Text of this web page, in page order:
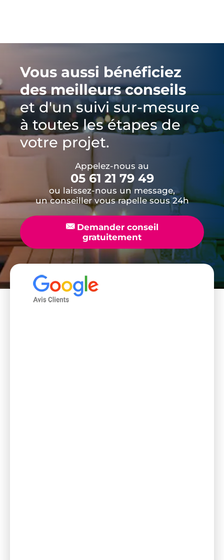
Vous aussi bénéficiez
des meilleurs conseils
et d'un suivi sur-mesure
à toutes les étapes de
votre projet.
Appelez-nous au
05 61 21 79 49
ou laissez-nous un message,
un conseiller vous rapelle sous 24h
📧Demander conseil
gratuitement